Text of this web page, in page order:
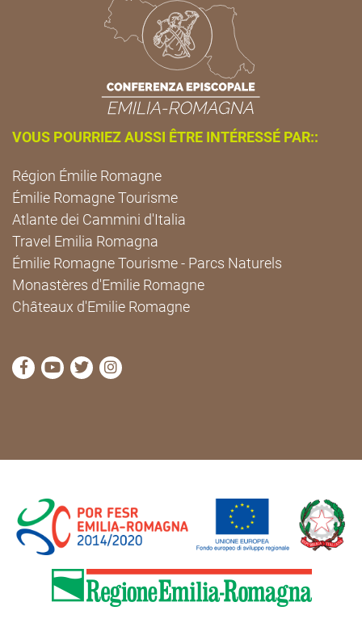
VOUS POURRIEZ AUSSI ÊTRE INTÉRESSÉ PAR::
Région Émilie Romagne
Émilie Romagne Tourisme
Atlante dei Cammini d'Italia
Travel Emilia Romagna
Émilie Romagne Tourisme - Parcs Naturels
Monastères d'Emilie Romagne
Châteaux d'Emilie Romagne
Visitez la page Facebook de Cammini Emilia-
Visitez la page YouTube de Cammini Emilia-
Visitez la page Twitter de Cammini Emilia-
Visitez la page Instagram de Cammini